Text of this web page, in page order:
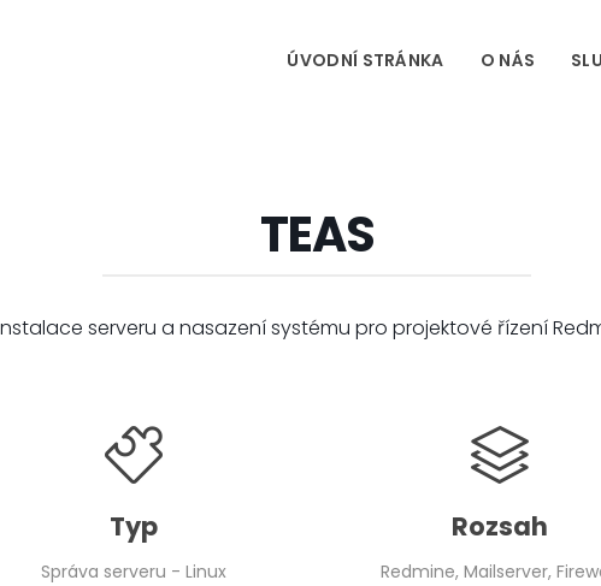
ÚVODNÍ STRÁNKA O NÁS
TEAS
serveru a nasazení systému pro projektové řízení
Typ
Správa serveru - Linux
Rozsah
Redmine, Mailserver,